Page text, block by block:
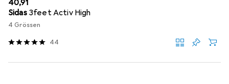
EUR
40,91
Sidas 3feet Activ High
4 Grössen
44